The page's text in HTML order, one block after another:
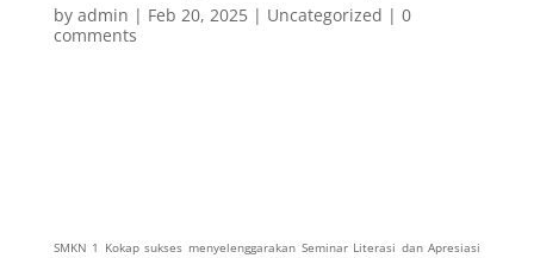
by admin | Feb 20, 2025| Uncategorized | 0
comments
SMKN 1 Kokap sukses menyelenggarakan Seminar Literasi dan Apresiasi